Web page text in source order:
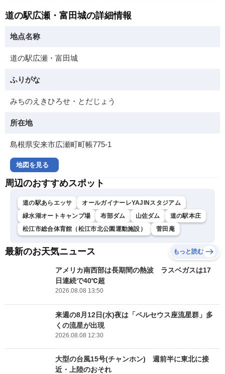
道の駅広瀬・富田城の詳細情報
地点名称
道の駅広瀬・富田城
ふりがな
みちのえきひろせ・とだじょう
所在地
島根県安来市広瀬町町帳775-1
地図を見る
周辺のおすすめスポット
道の駅あらエッサ
オールガイナーレYAJINスタジアム
緑水湖オートキャンプ場
布部ダム 山佐ダム
道の駅本庄
松江市総合体育館（松江市北公園運動施設）
菅田庵
最新のお天気ニュース もっと読む
アメリカ南西部は長期間の熱波 ラスベガスは17
日連続で40℃超
2026.08.08 13:50
来週の8月12日(水)夜は「ペルセウス座流星群」多
くの流星が出現
2026.08.08 12:30
大型の台風15号(チャンホン) 週前半に東北に接
近・上陸のおそれ